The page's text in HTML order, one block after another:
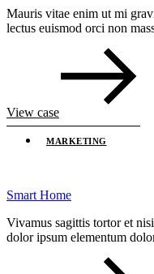
Mauris vitae enim ut mi
lectus euismod orci non
View case
MARKETING
Smart Home
Vivamus sagittis tortor et
dolor ipsum elementum